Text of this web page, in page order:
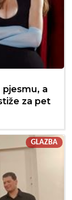
pjesmu, a
za pet
GLAZBA